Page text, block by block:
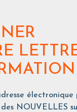
électronique
NOUVELLES